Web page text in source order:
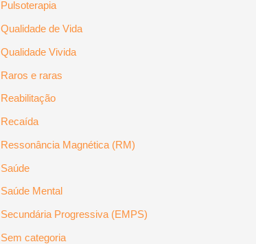
Pulsoterapia
Qualidade de Vida
Qualidade Vivida
Raros e raras
Reabilitação
Recaída
Ressonância Magnética (RM)
Saúde
Saúde Mental
Secundária Progressiva (EMPS)
Sem categoria